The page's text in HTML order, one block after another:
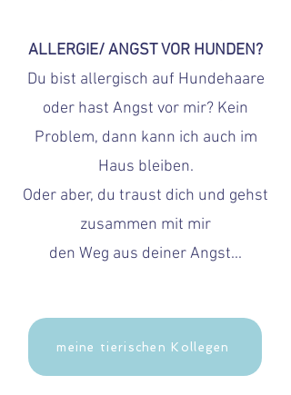
ALLERGIE/ ANGST VOR HUNDEN?
Du bist allergisch auf Hundehaare
oder hast Angst vor mir? Kein
Problem, dann kann ich auch im
Haus bleiben.
Oder aber, du traust dich und gehst
zusammen mit mir
den Weg aus deiner Angst...
meine tierischen Kollegen